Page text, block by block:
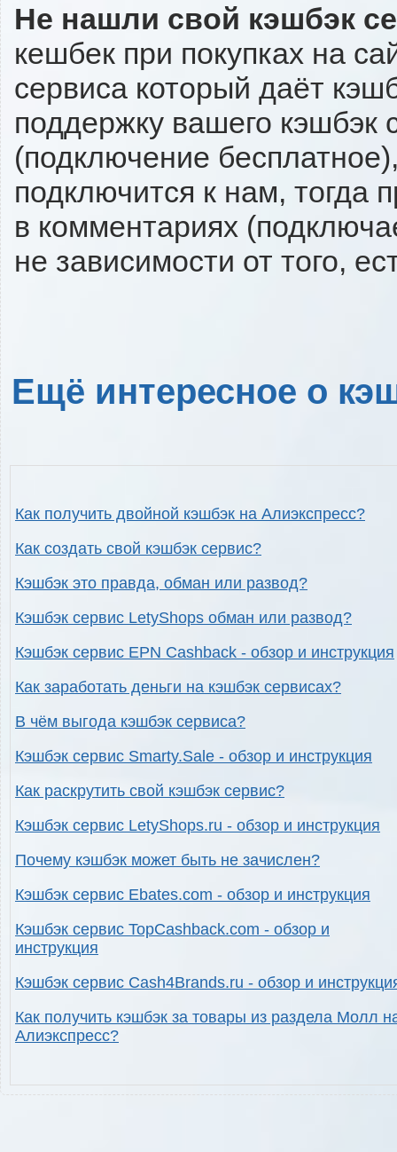
Не нашли свой кэшбэк
кешбек при покупках на
сервиса который даёт
поддержку вашего кэшбэк
(подключение
подключится к нам, тогда
в комментариях
не зависимости от того,
Ещё интересное о
Как получить двойной кэшбэк на Алиэкспресс?
Как создать свой кэшбэк сервис?
Кэшбэк это правда, обман или развод?
Кэшбэк сервис LetyShops обман или развод?
Кэшбэк сервис EPN Cashback - обзор и инструкция
Как заработать деньги на кэшбэк сервисах?
В чём выгода кэшбэк сервиса?
Кэшбэк сервис Smarty.Sale - обзор и инструкция
Как раскрутить свой кэшбэк сервис?
Кэшбэк сервис LetyShops.ru - обзор и инструкция
Почему кэшбэк может быть не зачислен?
Кэшбэк сервис Ebates.com - обзор и инструкция
Кэшбэк сервис TopCashback.com - обзор и
инструкция
Кэшбэк сервис Cash4Brands.ru - обзор и
Как получить кэшбэк за товары из раздела Молл
Алиэкспресс?